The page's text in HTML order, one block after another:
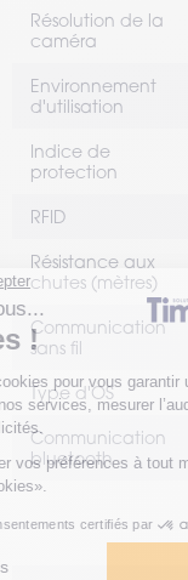
Résolution de la
caméra
Environnement
d'utilisation
Indice de
protection
RFID
Résistance aux
chutes (mètres)
Communication
sans fil
Type d'OS
Communication
bluetooth